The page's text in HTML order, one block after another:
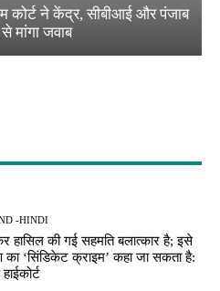
कोर्ट ने केंद्र, सीबीआई और पंजाब
मांगा जवाब
-HINDI
हासिल की गई सहमति बलात्कार है; इसे
का ‘सिंडिकेट क्राइम’ कहा जा सकता है: